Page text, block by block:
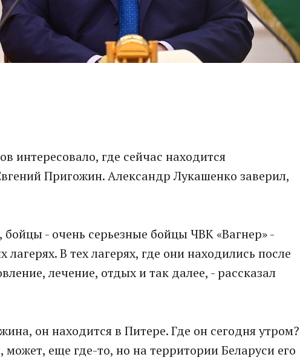
интересовало, где сейчас находится
Пригожин. Александр Лукашенко заверил,
- очень серьезные бойцы ЧВК «Вагнер» -
лагерях. В тех лагерях, где они находились после
лечение, отдых и так далее, - рассказал
он находится в Питере. Где он сегодня утром?
еще где-то, но на территории Беларуси его